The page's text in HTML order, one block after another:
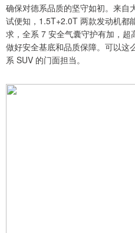
确保对德系品质的坚守如初。来自
试便知，1.5T+2.0T 两款发动机都
求，全系 7 安全气囊守护有加，
做好安全基底和品质保障。可以这
系 SUV 的门面担当。